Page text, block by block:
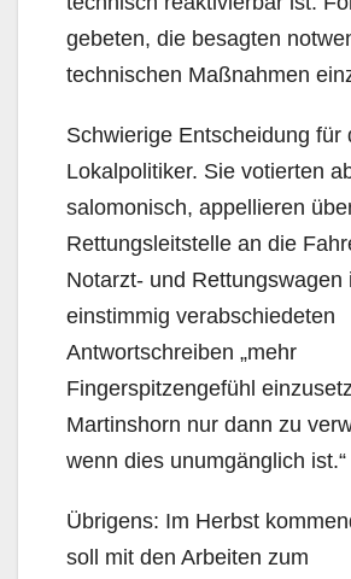
gebeten, die besagten
technischen Maßnahmen
Schwierige Entscheidung für
Lokalpolitiker. Sie votierten
salomonisch, appellieren
Rettungsleitstelle an die
Notarzt- und Rettungswagen
einstimmig verabschiede­ten
Antwortschreiben „mehr
Fingerspitzengefühl
Martinshorn nur dann zu
wenn dies unumgänglich ist.“
Übrigens: Im Herbst
soll mit den Arbeiten zum